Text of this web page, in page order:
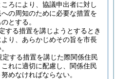
ろにより、協議申出者に対し
の周知のために必要な措置を
とする。
する措置を講じようとするとき
り、あらかじめその旨を市長
定する措置を講じた際関係住民
れに適切に配慮し、関係住民
めなければならない。